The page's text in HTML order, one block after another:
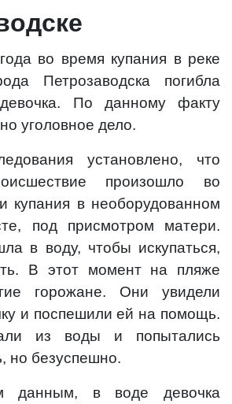
во время купания в реке
Петрозаводска погибла
девочка. По данному факту
уголовное дело.
установлено, что
произошло во
купания в необорудованном
под присмотром матери.
в воду, чтобы искупаться,
В этот момент на пляже
горожане. Они увидели
и поспешили ей на помощь.
из воды и попытались
но безуспешно.
данным, в воде девочка